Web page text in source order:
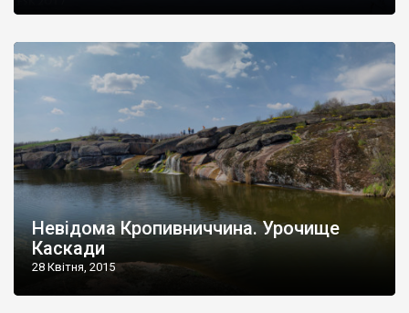
Невідома Кропивниччина. Урочище
Каскади
28 Квітня, 2015